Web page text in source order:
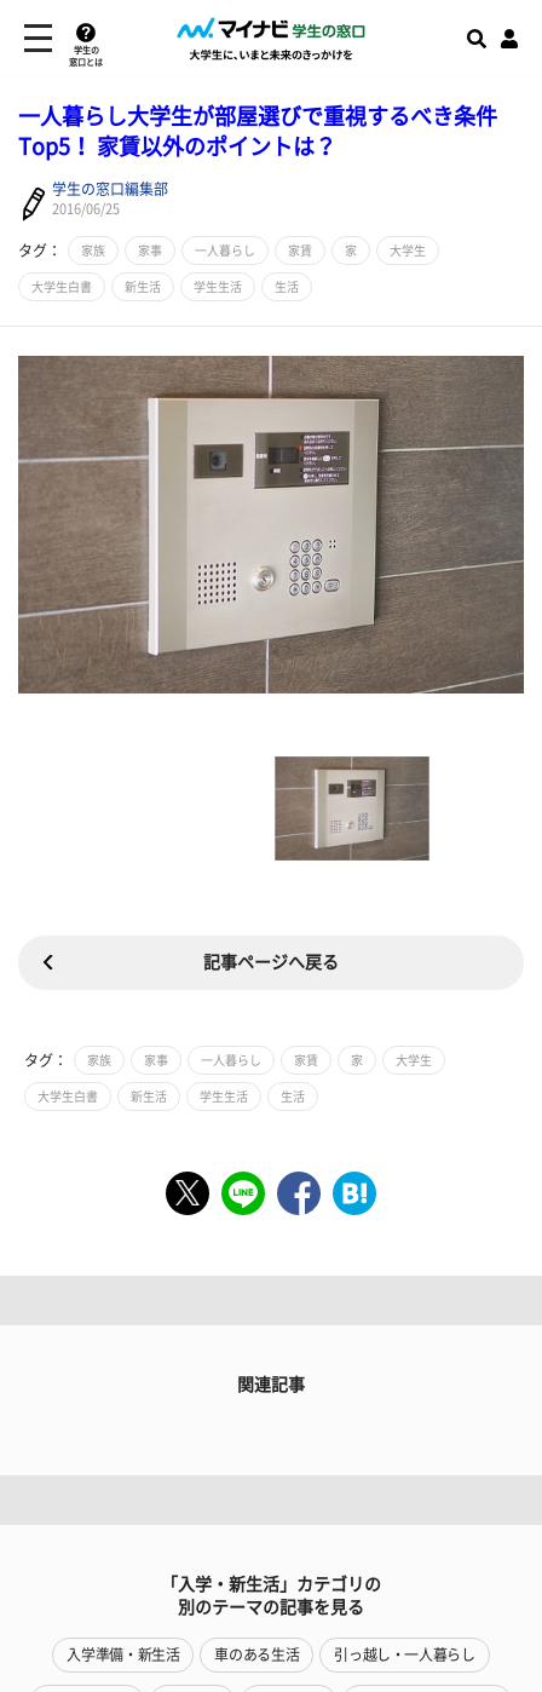
学生の
窓口とは
一人暮らし大学生が部屋選びで重視するべき条件
Top5！ 家賃以外のポイントは？
学生の窓口編集部
2016/06/25
タグ： 家族 家事 一人暮らし 家賃 家 大学生
大学生白書 新生活 学生生活 生活
記事ページへ戻る
タグ： 家族 家事 一人暮らし 家賃 家 大学生
大学生白書 新生活 学生生活 生活
関連記事
「入学・新生活」カテゴリの
別のテーマの記事を見る
入学準備・新生活 車のある生活 引っ越し・一人暮らし